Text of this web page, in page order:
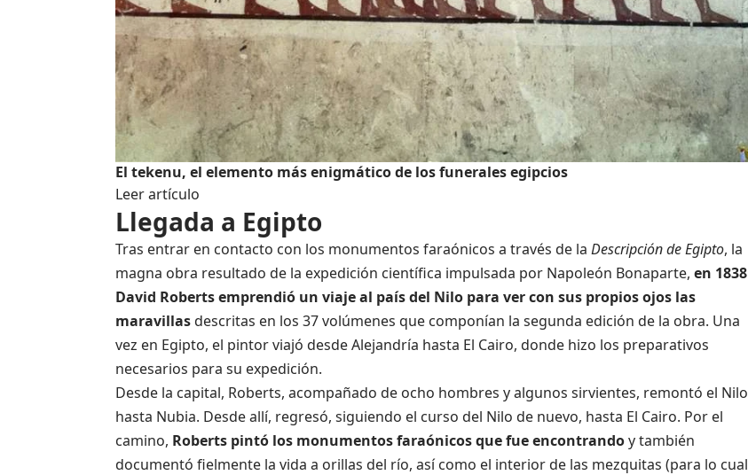
El tekenu, el elemento más enigmático de los funerales egipcios
Leer artículo
Llegada a Egipto
Tras entrar en contacto con los monumentos faraónicos a través de la Descripción de Egipto, la
magna obra resultado de la expedición científica impulsada por Napoleón Bonaparte, en 1838
David Roberts emprendió un viaje al país del Nilo para ver con sus propios ojos las
maravillasdescritas en los 37 volúmenes que componían la segunda edición de la obra. Una
vez en Egipto, el pintor viajó desde Alejandría hasta El Cairo, donde hizo los preparativos
necesarios para su expedición.
Desde la capital, Roberts, acompañado de ocho hombres y algunos sirvientes, remontó el Nilo
hasta Nubia. Desde allí, regresó, siguiendo el curso del Nilo de nuevo, hasta El Cairo. Por el
camino, Roberts pintó los monumentos faraónicos que fue encontrandoy también
documentó fielmente la vida a orillas del río, así como el interior de las mezquitas (para lo cual